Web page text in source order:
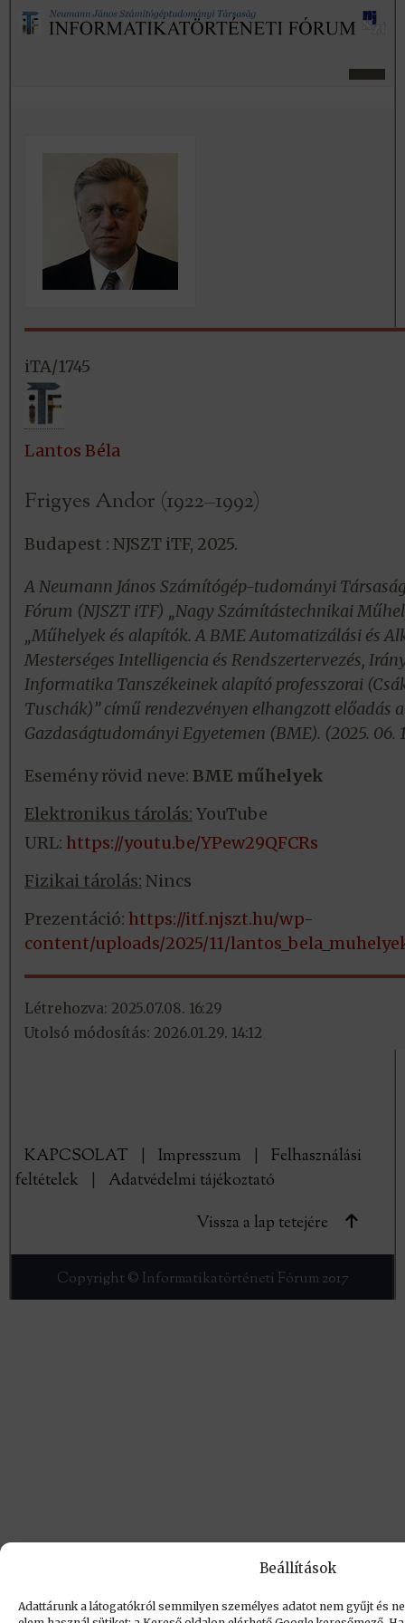
Beállítások
Adattárunk a látogatókról semmilyen személyes adatot nem gyűjt és
iTA/1745
Lantos Béla
Frigyes Andor (1922–1992)
Budapest : NJSZT iTF, 2025.
A Neumann János Számítógép-tudományi
Fórum (NJSZT iTF) „Nagy Számítástechnikai
„Műhelyek és alapítók. A BME Automatizálási és
Mesterséges Intelligencia és Rendszertervezés,
Informatika Tanszékeinek alapító professzorai
Tuschák)” című rendezvényen elhangzott előadás
Gazdaságtudományi Egyetemen (BME). (2025. 06.
Esemény rövid neve: BME műhelyek
Elektronikus tárolás: YouTube
URL: https://youtu.be/YPew29QFCRs
Fizikai tárolás: Nincs
Prezentáció: https://itf.njszt.hu/wp-
content/uploads/2025/11/
Létrehozva: 2025.07.08. 16:29
Utolsó módosítás: 2026.01.29. 14:12
KAPCSOLAT Impresszum
Felhasználási
feltételek
Adatvédelmi tájékoztató
Vissza a lap tetejére
Copyright © Informatikatörténeti Fórum 2017